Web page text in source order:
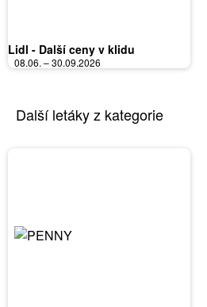
Lidl - Další ceny v klidu
08.06. – 30.09.2026
Další letáky z kategorie